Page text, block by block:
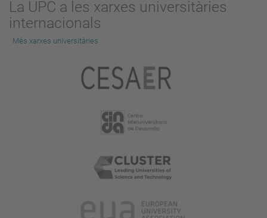
La UPC a les xarxes universitàries
internacionals
Més xarxes universitàries